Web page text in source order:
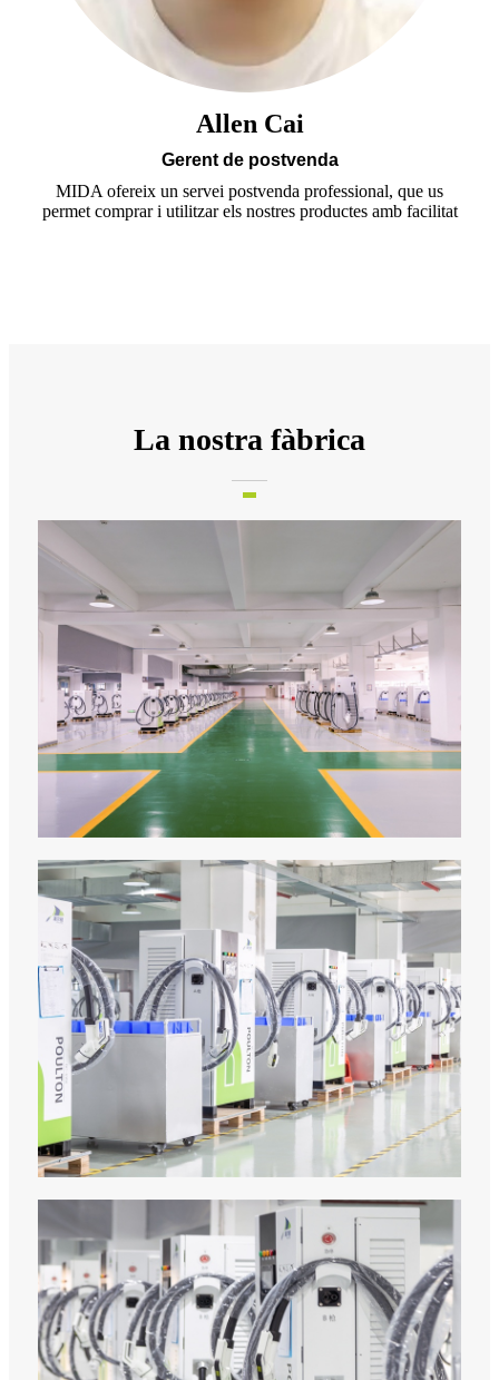
Allen Cai
Gerent de postvenda
MIDA ofereix un servei postvenda professional, que us
permet comprar i utilitzar els nostres productes amb facilitat
La nostra fàbrica